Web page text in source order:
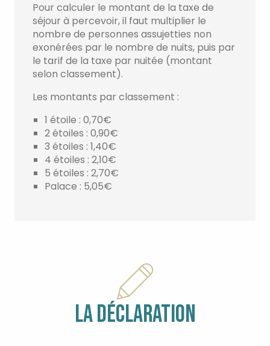
Pour calculer le montant de la taxe de
séjour à percevoir, il faut multiplier le
nombre de personnes assujetties non
exonérées par le nombre de nuits, puis par
le tarif de la taxe par nuitée (montant
selon classement).
Les montants par classement :
1 étoile : 0,70€
2 étoiles : 0,90€
3 étoiles : 1,40€
4 étoiles : 2,10€
5 étoiles : 2,70€
Palace : 5,05€
LA DÉCLARATION